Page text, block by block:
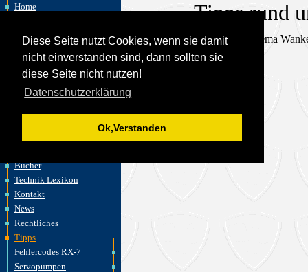
Diese Seite nutzt Cookies, wenn sie damit
nicht einverstanden sind, dann sollten sie
diese Seite nicht nutzen!
Datenschutzerklärung
Ok,Verstanden
Home
Wankelmotor
Fahrzeuge
Flugzeuge
Motorräder
Bücher
Technik Lexikon
Kontakt
News
Rechtliches
Tipps
Fehlercodes RX-7
Servopumpen
Tipps rund
Hier werden Tipps ums Thema